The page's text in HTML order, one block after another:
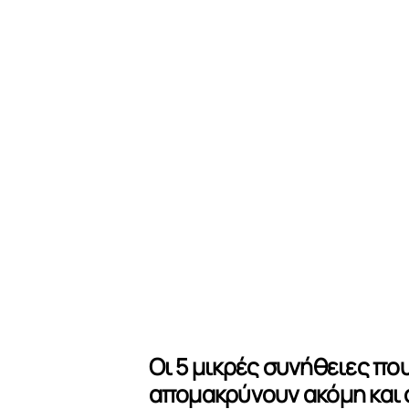
Οι 5 μικρές συνήθειες
απομακρύνουν ακόμη